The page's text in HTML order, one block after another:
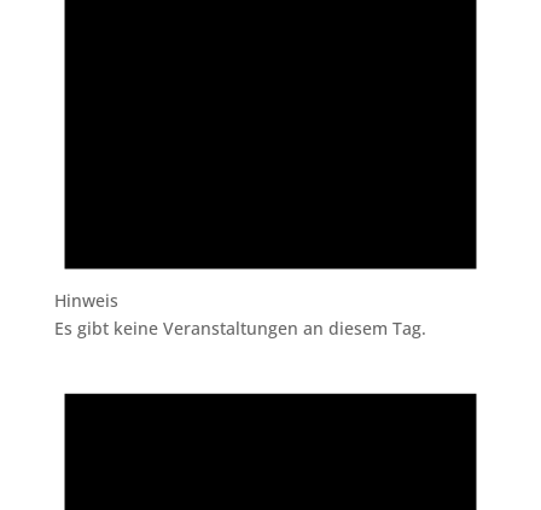
Hinweis
Es gibt keine Veranstaltungen an diesem Tag.